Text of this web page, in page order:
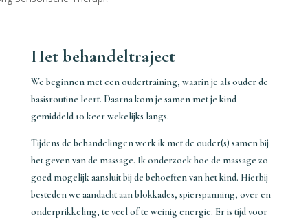
Het behandeltraject
We beginnen met een oudertraining, waarin je als ouder de
basisroutine leert. Daarna kom je samen met je kind
gemiddeld 10 keer wekelijks langs.
Tijdens de behandelingen werk ik met de ouder(s) samen bij
het geven van de massage. Ik onderzoek hoe de massage zo
goed mogelijk aansluit bij de behoeften van het kind. Hierbij
besteden we aandacht aan blokkades, spierspanning, over en
onderprikkeling, te veel of te weinig energie. Er is tijd voor